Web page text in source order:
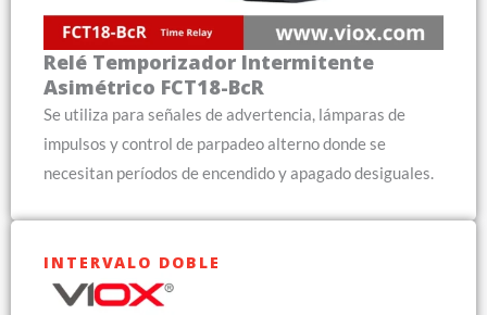
Relé Temporizador Intermitente
Asimétrico FCT18-BcR
Se utiliza para señales de advertencia, lámparas de
impulsos y control de parpadeo alterno donde se
necesitan períodos de encendido y apagado desiguales.
INTERVALO DOBLE